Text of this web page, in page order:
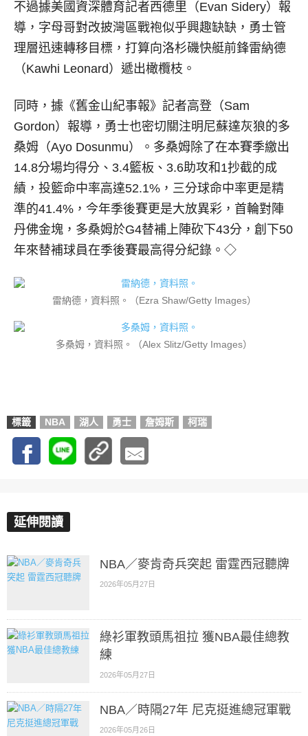
不過據美國資深體育記者西德里（Evan Sidery）報
導，字母哥對改披灣區戰袍似乎興趣缺缺，勇士管
理層迅速轉移目標，打算向洛杉磯快艇前鋒雷納德
（Kawhi Leonard）遞出橄欖枝。
同時，據《舊金山紀事報》記者高登（Sam
Gordon）報導，勇士也密切關注明尼蘇達灰狼的多
桑姆（Ayo Dosunmu）。多桑姆除了在本賽季繳出
14.8分場均得分、3.4籃板、3.6助攻和1抄截的成
績，投籃命中率高達52.1%，三分球命中率更是精
準的41.4%，今年季後賽更是大放異彩，首輪對陣
丹佛金塊，多桑姆於G4替補上陣砍下43分，創下50
年來替補球員在季後賽最高得分紀錄。◇
雷納德，資料照。（Ezra Shaw/Getty Images）
多桑姆，資料照。（Alex Slitz/Getty Images）
標籤 NBA 湖人 勇士 詹姆斯 柯瑞
延伸閱讀
NBA／麥肯奇兵突起 雷霆西冠聽牌
2026年05月27日
綠衫軍教頭馬祖拉 獲NBA最佳總教
練
2026年05月27日
NBA／時隔27年 尼克挺進總冠軍戰
2026年05月26日